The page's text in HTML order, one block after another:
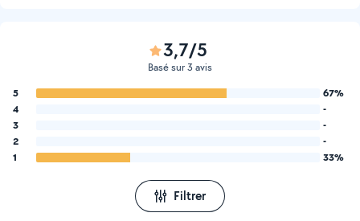
3,7/5
Basé sur 3 avis
5
67%
4
-
3
-
2
-
1
33%
Filtrer